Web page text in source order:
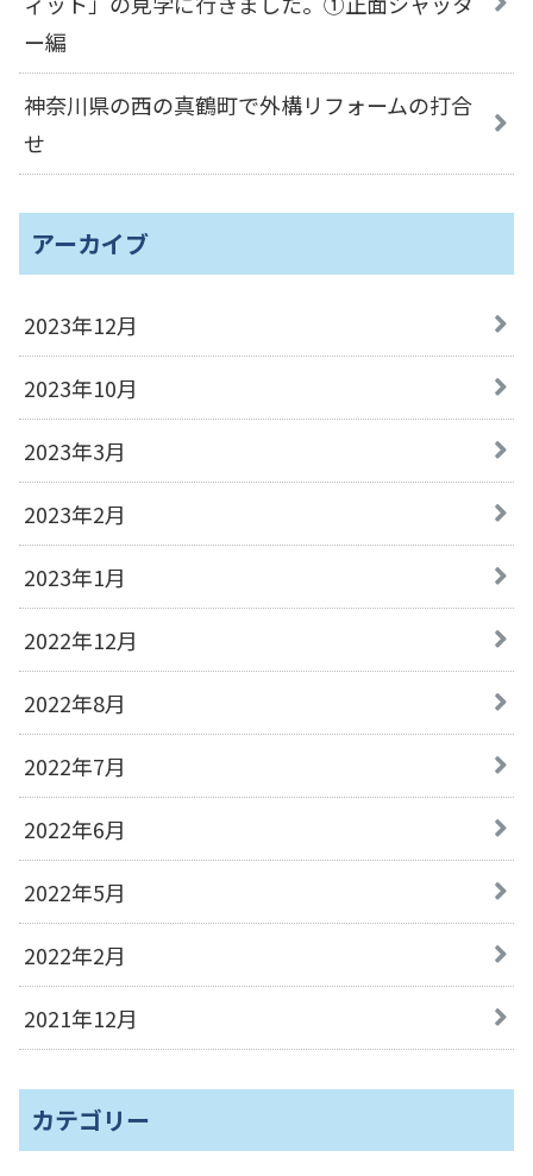
ー編
神奈川県の西の真鶴町で外構リフォームの打合
せ
アーカイブ
2023年12月
2023年10月
2023年3月
2023年2月
2023年1月
2022年12月
2022年8月
2022年7月
2022年6月
2022年5月
2022年2月
2021年12月
カテゴリー